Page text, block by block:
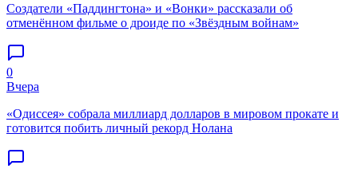
Создатели «Паддингтона» и «Вонки» рассказали об
отменённом фильме о дроиде по «Звёздным войнам»
0
Вчера
«Одиссея» собрала миллиард долларов в мировом прокате и
готовится побить личный рекорд Нолана